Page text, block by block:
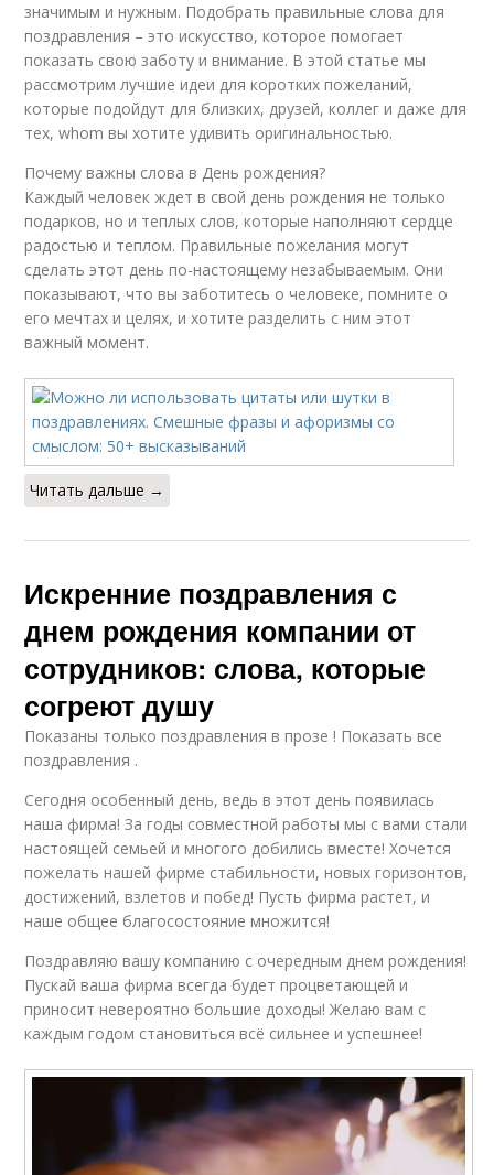
значимым и нужным. Подобрать правильные слова для
поздравления – это искусство, которое помогает
показать свою заботу и внимание. В этой статье мы
рассмотрим лучшие идеи для коротких пожеланий,
которые подойдут для близких, друзей, коллег и даже для
тех, whom вы хотите удивить оригинальностью.
Почему важны слова в День рождения?
Каждый человек ждет в свой день рождения не только
подарков, но и теплых слов, которые наполняют сердце
радостью и теплом. Правильные пожелания могут
сделать этот день по-настоящему незабываемым. Они
показывают, что вы заботитесь о человеке, помните о
его мечтах и целях, и хотите разделить с ним этот
важный момент.
Читать дальше →
Искренние поздравления с
днем рождения компании от
сотрудников: слова, которые
согреют душу
Показаны только поздравления в прозе ! Показать все
поздравления .
Сегодня особенный день, ведь в этот день появилась
наша фирма! За годы совместной работы мы с вами стали
настоящей семьей и многого добились вместе! Хочется
пожелать нашей фирме стабильности, новых горизонтов,
достижений, взлетов и побед! Пусть фирма растет, и
наше общее благосостояние множится!
Поздравляю вашу компанию с очередным днем рождения!
Пускай ваша фирма всегда будет процветающей и
приносит невероятно большие доходы! Желаю вам с
каждым годом становиться всё сильнее и успешнее!